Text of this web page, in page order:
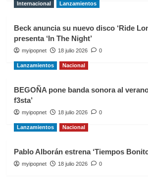
Internacional Lanzamientos
Beck anuncia su nuevo disco ‘Ride
presenta ‘In The Night’
myipopnet 18 julio 2026 0
Lanzamientos Nacional
BEGOÑA pone banda sonora al
f3sta’
myipopnet 18 julio 2026 0
Lanzamientos Nacional
Pablo Alborán estrena ‘Tiempos
myipopnet 18 julio 2026 0